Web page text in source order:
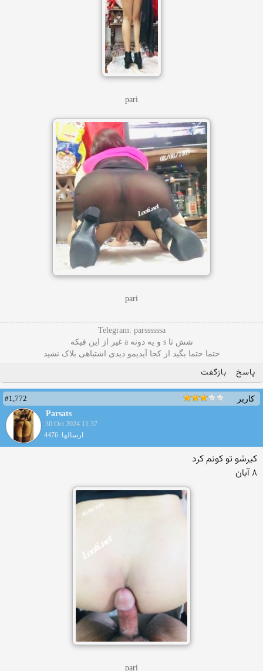
pari
pari
Telegram: parssssssa
شش تا s و یه دونه a غیر از این فیکه
حتما حتما بگید از کجا آیدیمو دیدی اشتباهی بلاک نشید
پاسخ بازگفت
کاربر
#1,772
Parsats
30 Oct 2024 11:37
ارسالها: 4476
کیرشو تو کونم کرد
۸ آبان
pari